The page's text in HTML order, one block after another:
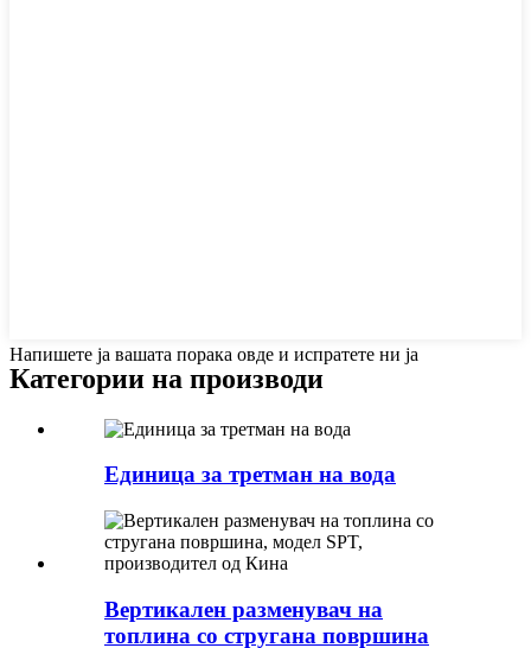
Напишете ја вашата порака овде и испратете ни ја
Категории на производи
Единица за третман на вода
Вертикален разменувач на
топлина со стругана површина